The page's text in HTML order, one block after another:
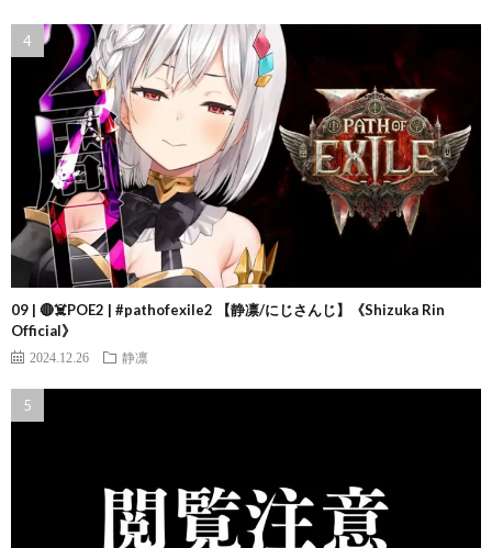
09 | 🔴☠️POE2 | #pathofexile2 【静凛/にじさんじ】《Shizuka Rin
Official》
2024.12.26 静凛